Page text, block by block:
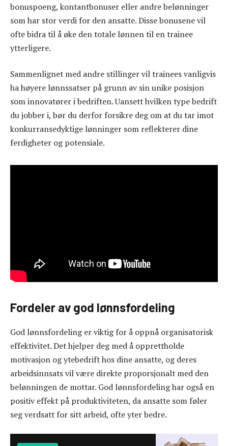
bonuspoeng, kontantbonuser eller andre belønninger
som har stor verdi for den ansatte. Disse bonusene vil
ofte bidra til å øke den totale lønnen til en trainee
ytterligere.
Sammenlignet med andre stillinger vil trainees vanligvis
ha høyere lønnssatser på grunn av sin unike posisjon
som innovatører i bedriften. Uansett hvilken type bedrift
du jobber i, bør du derfor forsikre deg om at du tar imot
konkurransedyktige lønninger som reflekterer dine
ferdigheter og potensiale.
Fordeler av god lønnsfordeling
God lønnsfordeling er viktig for å oppnå organisatorisk
effektivitet. Det hjelper deg med å opprettholde
motivasjon og ytebedrift hos dine ansatte, og deres
arbeidsinnsats vil være direkte proporsjonalt med den
belønningen de mottar. God lønnsfordeling har også en
positiv effekt på produktiviteten, da ansatte som føler
seg verdsatt for sitt arbeid, ofte yter bedre.